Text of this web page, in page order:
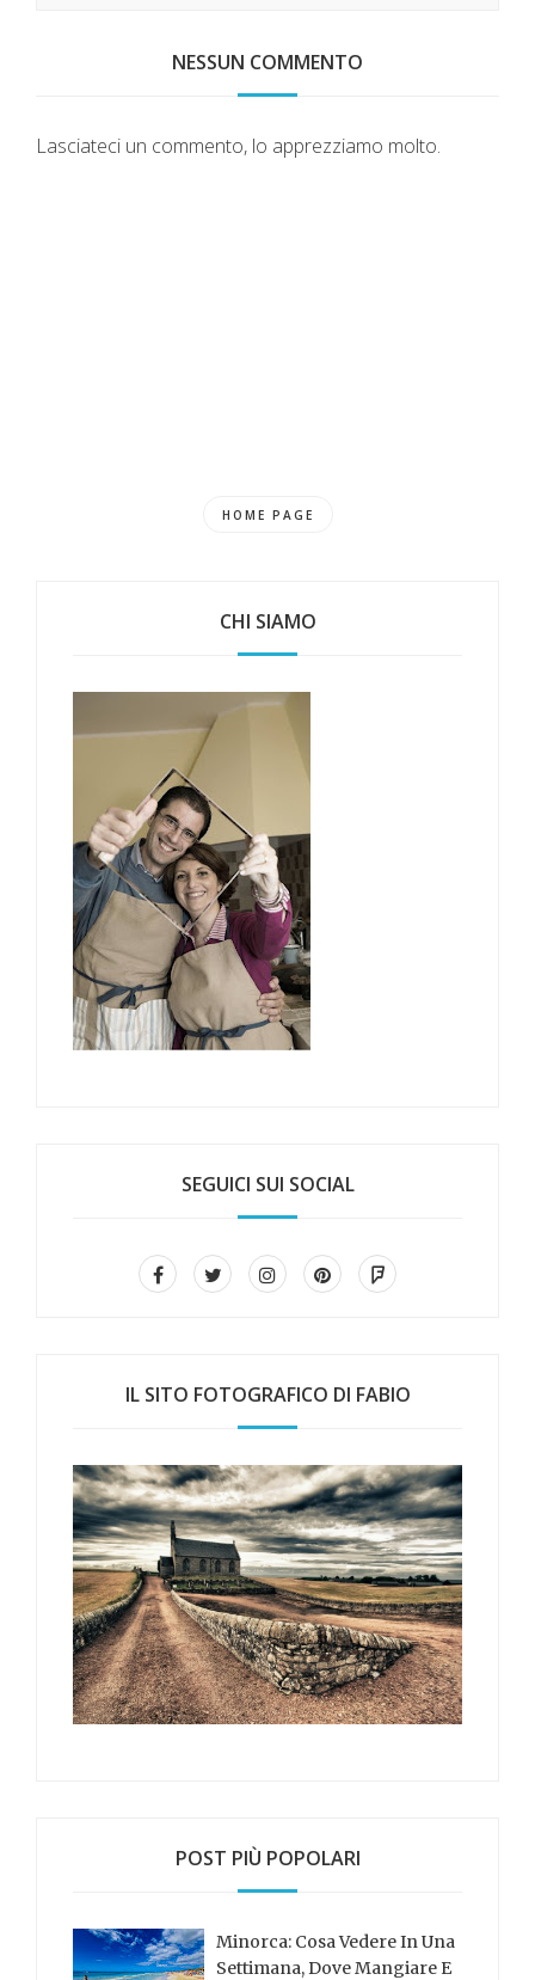
NESSUN COMMENTO
Lasciateci un commento, lo apprezziamo molto.
HOME PAGE
CHI SIAMO
SEGUICI SUI SOCIAL
IL SITO FOTOGRAFICO DI FABIO
POST PIÙ POPOLARI
Minorca: Cosa Vedere In Una
Settimana, Dove Mangiare E